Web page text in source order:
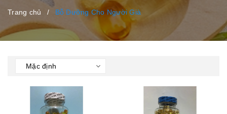
Trang chủ / Bỗ Dưỡng Cho Người Già